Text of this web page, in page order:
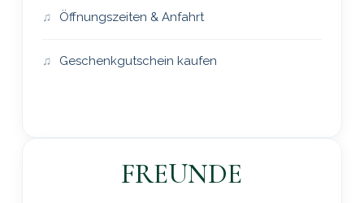
Öffnungszeiten & Anfahrt
Geschenkgutschein kaufen
FREUNDE